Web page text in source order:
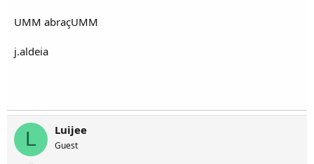
UMM abraçUMM
j.aldeia
L Luijee
Guest